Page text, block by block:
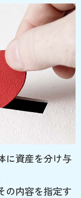
に資産を分け与
の内容を指定す